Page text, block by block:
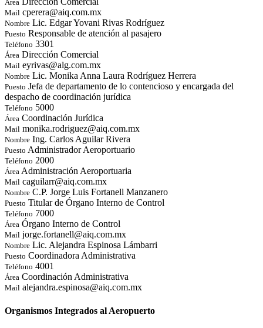
Área
Mail cperera@aiq.com.mx
Nombre Lic. Edgar Yovani Rivas Rodríguez
Puesto Responsable de atención al pasajero
Teléfono 3301
Área Dirección Comercial
Mail eyrivas@alg.com.mx
Nombre Lic. Monika Anna Laura Rodríguez Herrera
Puesto Jefa de departamento de lo contencioso y encargada del
despacho de coordinación jurídica
Teléfono 5000
Área Coordinación Jurídica
Mail monika.rodriguez@aiq.com.mx
Nombre Ing. Carlos Aguilar Rivera
Puesto Administrador Aeroportuario
Teléfono 2000
Área Administración Aeroportuaria
Mail caguilarr@aiq.com.mx
Nombre C.P. Jorge Luis Fortanell Manzanero
Puesto Titular de Órgano Interno de Control
Teléfono 7000
Área Órgano Interno de Control
Mail jorge.fortanell@aiq.com.mx
Nombre Lic. Alejandra Espinosa Lámbarri
Puesto Coordinadora Administrativa
Teléfono 4001
Área Coordinación Administrativa
Mail alejandra.espinosa@aiq.com.mx
Organismos Integrados al Aeropuerto